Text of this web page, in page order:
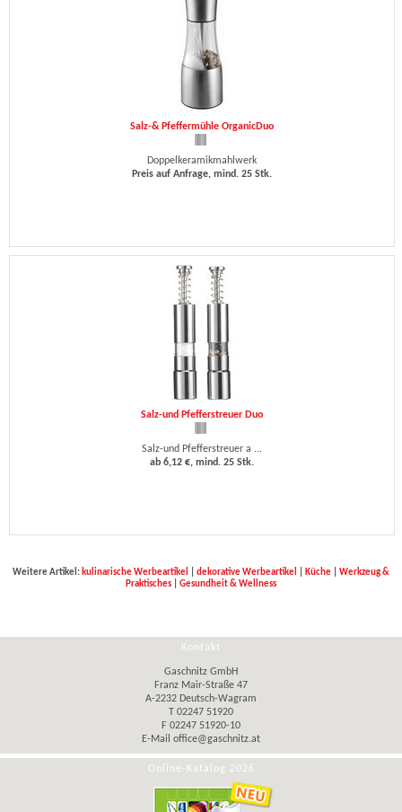
Salz-& Pfeffermühle OrganicDuo
Doppelkeramikmahlwerk
Preis auf Anfrage, mind. 25 Stk.
Salz-und Pfefferstreuer Duo
Salz-und Pfefferstreuer a ...
ab 6,12 €, mind. 25 Stk.
Weitere Artikel: kulinarische Werbeartikel dekorative Werbeartikel Küche
Werkzeug &
Praktisches
Gesundheit & Wellness
Kontakt
Gaschnitz GmbH
Franz Mair-Straße 47
A-2232 Deutsch-Wagram
T 02247 51920
F 02247 51920-10
E-Mail office@gaschnitz.at
Online-Katalog 2026